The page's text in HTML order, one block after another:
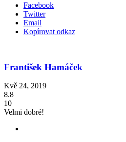
Facebook
Twitter
Email
Kopírovat odkaz
František Hamáček
Kvě 24, 2019
8.8
10
Velmi dobré!